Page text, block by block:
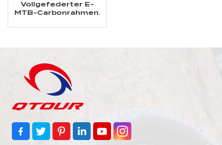
Vollgefederter E-
MTB-Carbonrahmen.